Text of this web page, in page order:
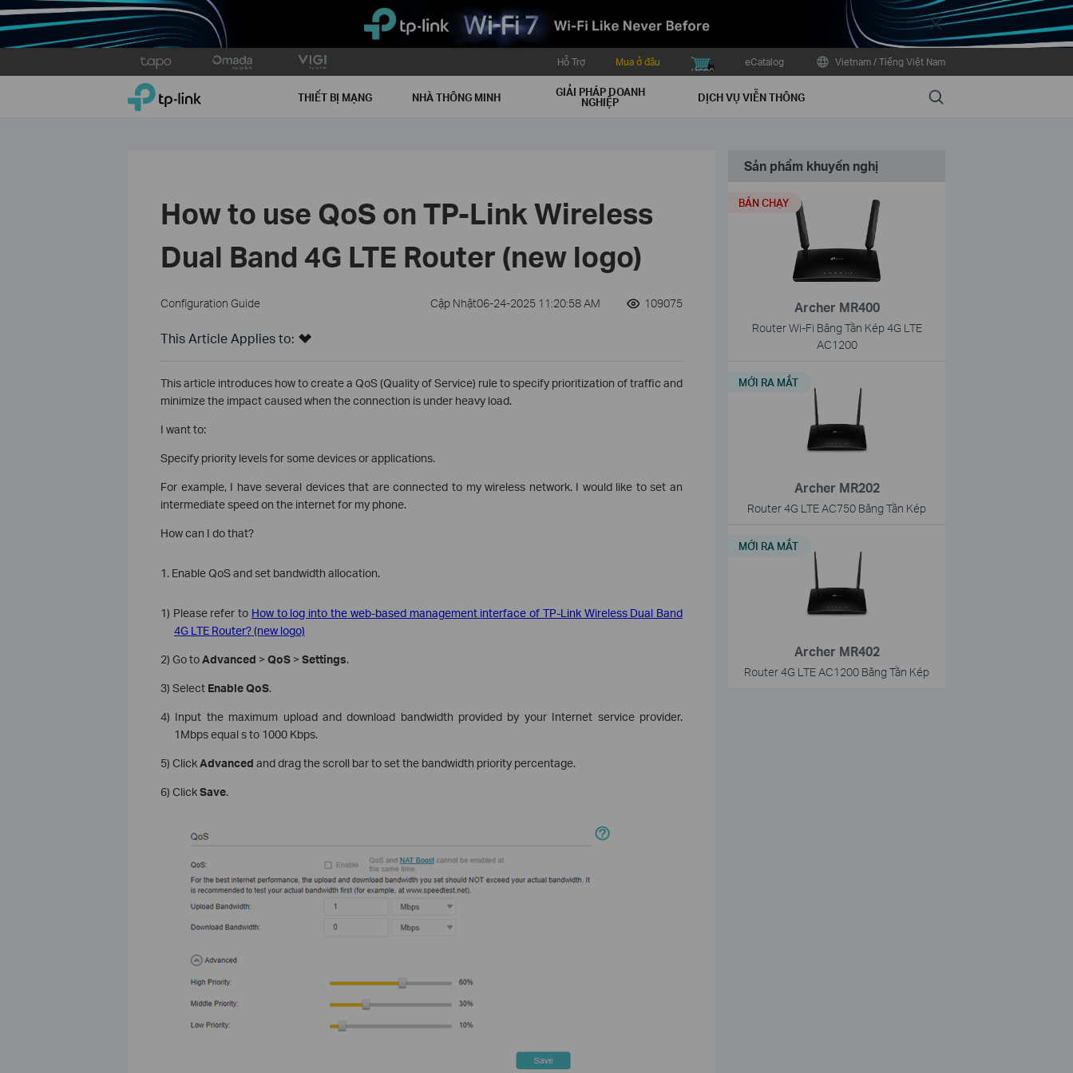
Close
to
Hỗ Trợ Mua ở đâu
buy icon
eCatalog Vietnam / Tiếng Việt Nam
TP-Link, Reliably Smart THIẾT BỊ MẠNG NHÀ THÔNG MINH GIẢI PHÁP DOANH
NGHIỆP DỊCH VỤ VIỄN THÔNG Search
How to use QoS on TP-Link Wireless
Dual Band 4G LTE Router (new logo)
Configuration Guide Cập Nhật06-24-2025 11:20:58 AM 109075
This Article Applies to:
This article introduces how to create a QoS (Quality of Service) rule to specify prioritization of traffic and
minimize the impact caused when the connection is under heavy load.
I want to:
Specify priority levels for some devices or applications.
For example, I have several devices that are connected to my wireless network. I would like to set an
intermediate speed on the internet for my phone.
How can I do that?
1. Enable QoS and set bandwidth allocation.
1) Please refer to How to log into the web-based management interface of TP-Link Wireless Dual Band
4G LTE Router? (new logo)
2) Go toAdvanced > QoS> Settings.
3) Select Enable QoS.
4) Input the maximum upload and download bandwidth provided by your Internet service provider.
1Mbps equal s to 1000 Kbps.
5) ClickAdvanced and drag the scroll bar to set the bandwidth priority percentage.
6) ClickSave.
Sản phẩm khuyến nghị
Archer MR400
Router Wi-Fi Băng Tần Kép 4G LTE
AC1200
BÁN CHẠY
Archer MR202
Router 4G LTE AC750 Băng Tần Kép
MỚI RA MẮT
Archer MR402
Router 4G LTE AC1200 Băng Tần Kép
MỚI RA MẮT